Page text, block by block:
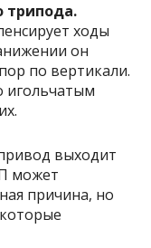
трипода.
ходы
он
по вертикали.
игольчатым
выходит
может
причина, но